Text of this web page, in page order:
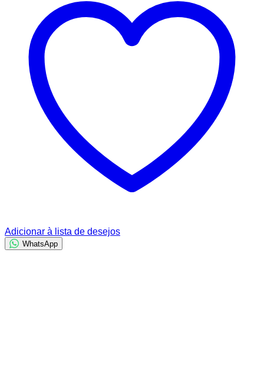
através
R$ 30,00
Adicionar à lista de desejos
WhatsApp